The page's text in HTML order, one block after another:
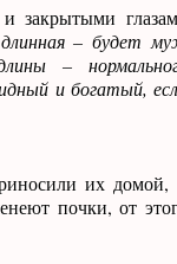
закрытыми
– будет
–
и богатый,
их домой,
почки, от